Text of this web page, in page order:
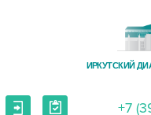
ИРКУТСКИЙ
+7